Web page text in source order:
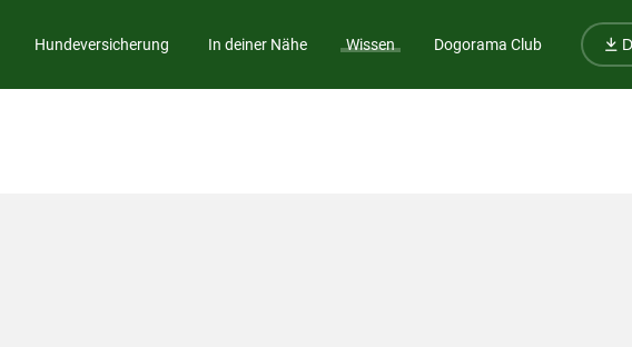
Hundeversicherung In deiner Nähe Wissen Dogorama Club